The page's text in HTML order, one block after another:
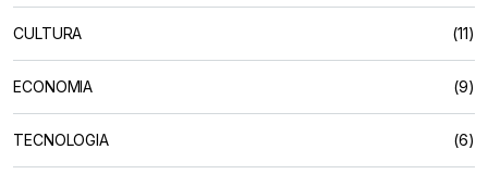
CULTURA (11)
ECONOMIA (9)
TECNOLOGIA (6)